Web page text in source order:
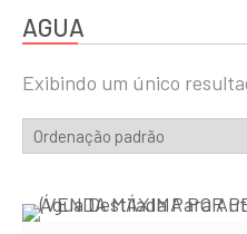
AGUA
Exibindo um único